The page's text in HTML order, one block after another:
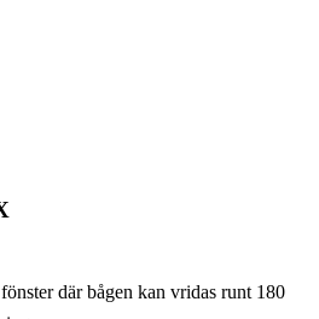
där bågen kan vridas runt 180